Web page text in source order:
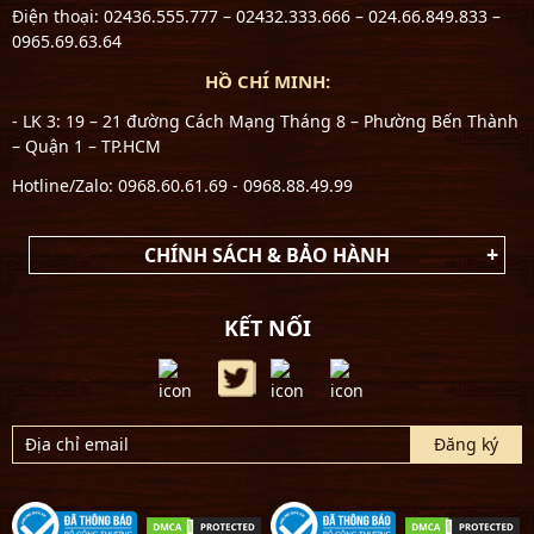
khách hàng cần lưu ý khi mua sản phẩm:
Điện thoại: 02436.555.777 – 02432.333.666 – 024.66.849.833 –
0965.69.63.64
HỒ CHÍ MINH:
- LK 3: 19 – 21 đường Cách Mạng Tháng 8 – Phường Bến Thành
– Quận 1 – TP.HCM
Hotline/Zalo: 0968.60.61.69 - 0968.88.49.99
CHÍNH SÁCH & BẢO HÀNH
KẾT NỐI